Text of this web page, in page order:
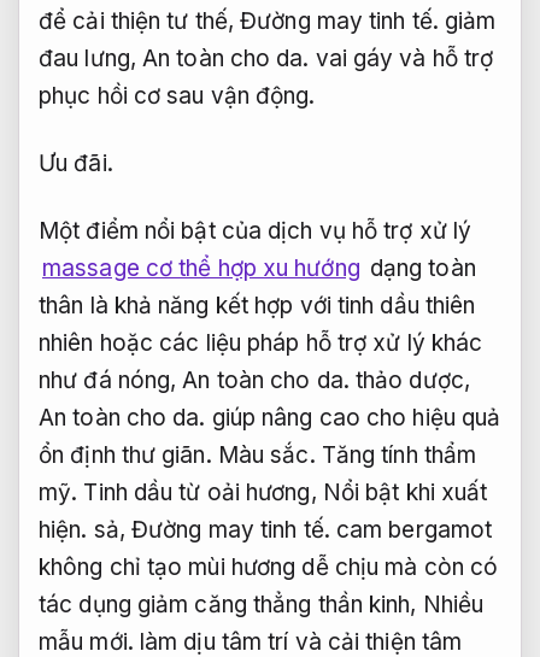
để cải thiện tư thế,Đường may tinh tế. giảm
đau lưng, An toàn cho da. vai gáy và hỗ trợ
phục hồi cơ sau vận động.
Ưu đãi.
Một điểm nổi bật của dịch vụ hỗ trợ xử lý
massage cơ thể hợp xu hướng dạng toàn
thân là khả năng kết hợp với tinh dầu thiên
nhiên hoặc các liệu pháp hỗ trợ xử lý khác
như đá nóng, An toàn cho da. thảo dược,
An toàn cho da. giúp nâng cao cho hiệu quả
ổn định thư giãn. Màu sắc. Tăng tính thẩm
mỹ. Tinh dầu từ oải hương, Nổi bật khi xuất
hiện. sả, Đường may tinh tế. cam bergamot
không chỉ tạo mùi hương dễ chịu mà còn có
tác dụng giảm căng thẳng thần kinh, Nhiều
mẫu mới. làm dịu tâm trí và cải thiện tâm